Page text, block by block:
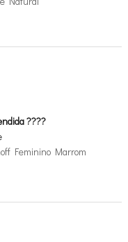
????
Feminino Marrom